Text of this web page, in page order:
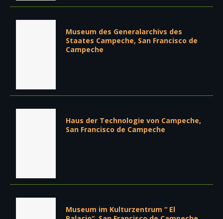
Museum des Generalarchivs des
Staates Campeche, San Francisco de
Campeche
Haus der Technologie von Campeche,
San Francisco de Campeche
Museum im Kulturzentrum “ El